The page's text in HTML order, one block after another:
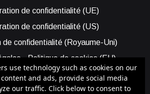
de confidentialité (UE)
de confidentialité (US)
de confidentialité (Royaume-Uni)
Politique de cookies (EU)
(AUS)
Cookie Policy (US)
?
Participer à Blois Capitale
use technology such as cookies on our
and ads, provide social media
our traffic. Click below to consent to